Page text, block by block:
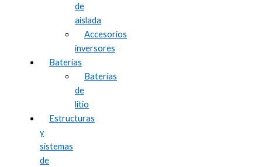
de
aislada
Accesorios
inversores
Baterías
Baterías
de
litio
Estructuras
y
sistemas
de